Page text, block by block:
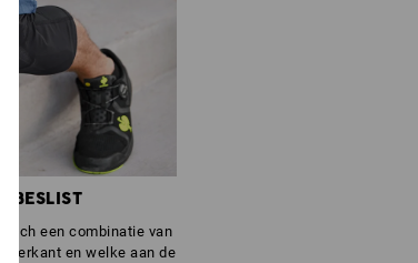
BESLIST
een combinatie van
en welke aan de